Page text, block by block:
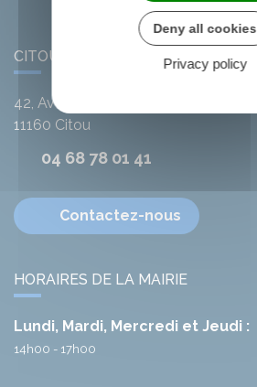
CITOU
42, Avenue de l'Argent-Double
11160 Citou
04 68 78 01 41
Contactez-nous
HORAIRES DE LA MAIRIE
Lundi, Mardi, Mercredi et Jeudi :
14h00 - 17h00
Deny all cookies
Privacy policy